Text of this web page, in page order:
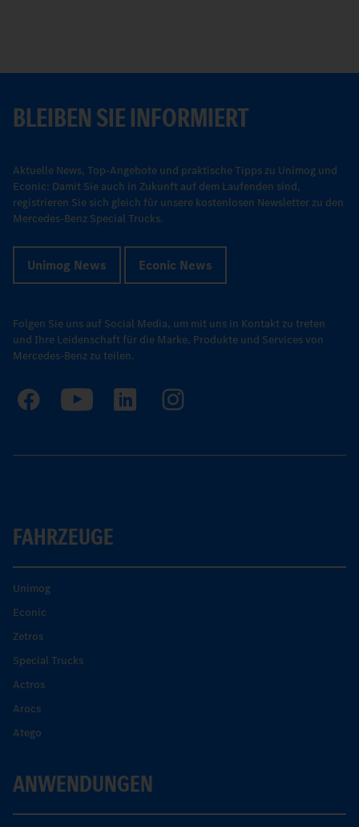
BLEIBEN SIE INFORMIERT
Aktuelle News, Top-Angebote und praktische Tipps zu Unimog und
Econic: Damit Sie auch in Zukunft auf dem Laufenden sind,
registrieren Sie sich gleich für unsere kostenlosen Newsletter zu den
Mercedes-Benz Special Trucks.
Unimog News Econic News
Folgen Sie uns auf Social Media, um mit uns in Kontakt zu treten
und Ihre Leidenschaft für die Marke, Produkte und Services von
Mercedes-Benz zu teilen.
FAHRZEUGE
Unimog
Econic
Zetros
Special Trucks
Actros
Arocs
Atego
ANWENDUNGEN